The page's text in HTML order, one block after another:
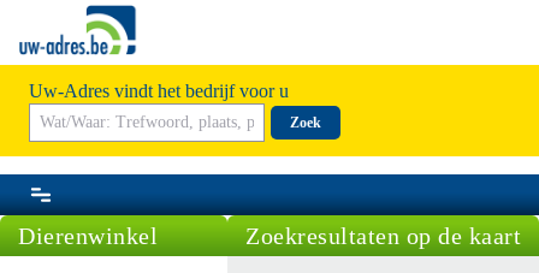
Uw-Adres vindt het bedrijf voor u
Zoek
Dierenwinkel Zoekresultaten op de kaart